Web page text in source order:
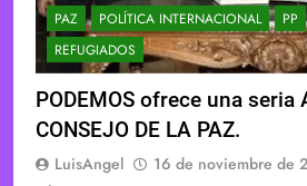
PAZ POLÍTICA INTERNACIONAL PP
REFUGIADOS
PODEMOS ofrece una seria
CONSEJO DE LA PAZ.
LuisAngel 16 de noviembre de